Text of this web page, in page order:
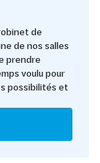
de
de nos salles
prendre
voulu pour
possibilités et